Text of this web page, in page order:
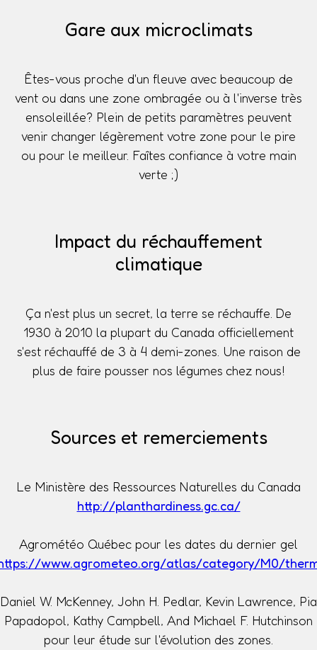
Gare aux microclimats
Êtes-vous proche d'un fleuve avec beaucoup de
vent ou dans une zone ombragée ou à l'inverse très
ensoleillée? Plein de petits paramètres peuvent
venir changer légèrement votre zone pour le pire
ou pour le meilleur. Faîtes confiance à votre main
verte ;)
Impact du réchauffement
climatique
Ça n'est plus un secret, la terre se réchauffe. De
1930 à 2010 la plupart du Canada officiellement
s'est réchauffé de 3 à 4 demi-zones. Une raison de
plus de faire pousser nos légumes chez nous!
Sources et remerciements
Le Ministère des Ressources Naturelles du Canada
http://planthardiness.gc.ca/
Agrométéo Québec pour les dates du dernier gel
www.agrometeo.org/atlas/category/M0/
Daniel W. McKenney, John H. Pedlar, Kevin Lawrence, Pia
Papadopol, Kathy Campbell, And Michael F. Hutchinson
pour leur étude sur l'évolution des zones.